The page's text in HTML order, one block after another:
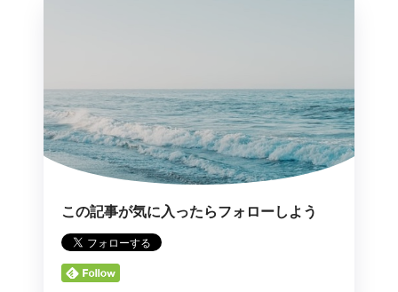
この記事が気に入ったらフォローしよう